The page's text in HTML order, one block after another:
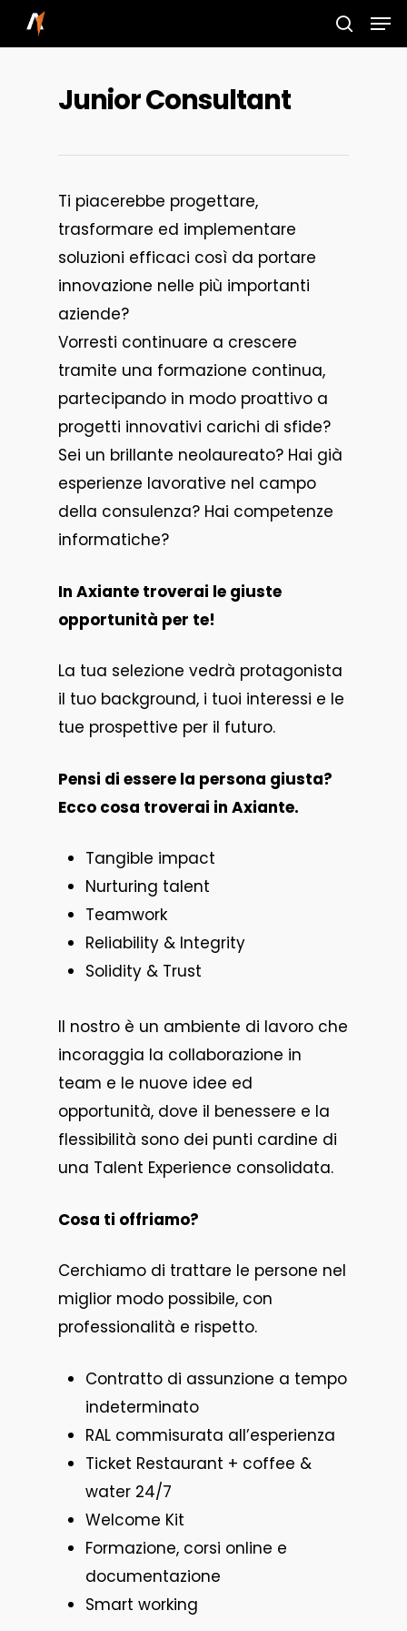
contentJunior Consultant
Ti piacerebbe progettare,
trasformare ed implementare
soluzioni efficaci così da portare
innovazione nelle più importanti
aziende?
Vorresti continuare a crescere
tramite una formazione continua,
partecipando in modo proattivo a
progetti innovativi carichi di sfide?
Sei un brillante neolaureato? Hai già
esperienze lavorative nel campo
della consulenza? Hai competenze
informatiche?
In Axiante troverai le giuste
opportunità per te!
La tua selezione vedrà protagonista
il tuo background, i tuoi interessi e le
tue prospettive per il futuro.
Pensi di essere la persona giusta?
Ecco cosa troverai in Axiante.
Tangible impact
Nurturing talent
Teamwork
Reliability & Integrity
Solidity & Trust
Il nostro è un ambiente di lavoro che
incoraggia la collaborazione in
team e le nuove idee ed
opportunità, dove il benessere e la
flessibilità sono dei punti cardine di
una Talent Experience consolidata.
Cosa ti offriamo?
Cerchiamo di trattare le persone nel
miglior modo possibile, con
professionalità e rispetto.
Contratto di assunzione a tempo
indeterminato
RAL commisurata all’esperienza
Ticket Restaurant + coffee &
water 24/7
Welcome Kit
Formazione, corsi online e
documentazione
Smart working